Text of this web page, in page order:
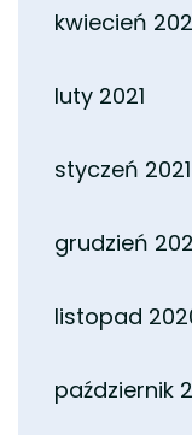
kwiecień
luty 2021
styczeń 2021
grudzień
listopad
październik